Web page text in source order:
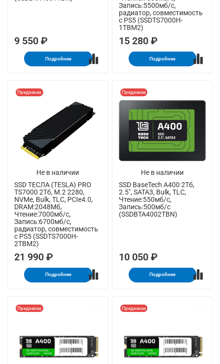
9 550 ₽
Подробнее
Запись:5500мб/с,
радиатор, совместимость
с PS5 (SSDTS7000H-
1TBM2)
15 280 ₽
Подробнее
Не в наличии
Предзаказ
SSD ТЕСЛА (TESLA) PRO
TS7000 2Тб, M.2 2280,
NVMe, Bulk, TLC, PCIe4.0,
DRAM:2048Мб,
Чтение:7000мб/с,
Запись:6700мб/с,
радиатор, совместимость
с PS5 (SSDTS7000H-
2TBM2)
21 990 ₽
Подробнее
Не в наличии
Предзаказ
SSD BaseTech A400 2Тб,
2.5", SATA3, Bulk, TLC,
Чтение:550мб/с,
Запись:500мб/с
(SSDBTA4002TBN)
10 050 ₽
Подробнее
Предзаказ Предзаказ